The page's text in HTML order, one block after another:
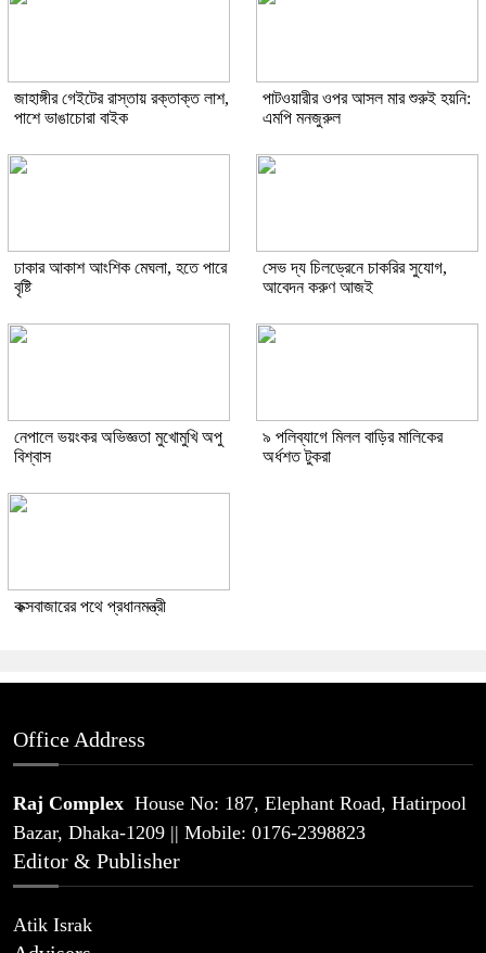
জাহাঙ্গীর গেইটের রাস্তায় রক্তাক্ত লাশ,
পাশে ভাঙাচোরা বাইক
পাটওয়ারীর ওপর আসল মার শুরুই হয়নি:
এমপি মনজুরুল
ঢাকার আকাশ আংশিক মেঘলা, হতে পারে
বৃষ্টি
সেভ দ্য চিলড্রেনে চাকরির সুযোগ,
আবেদন করুণ আজই
নেপালে ভয়ংকর অভিজ্ঞতা মুখোমুখি অপু
বিশ্বাস
৯ পলিব্যাগে মিলল বাড়ির মালিকের
অর্ধশত টুকরা
কক্সবাজারের পথে প্রধানমন্ত্রী
Office Address
Raj Complex House No: 187, Elephant Road, Hatirpool
Bazar, Dhaka-1209 || Mobile: 0176-2398823
Editor & Publisher
Atik Israk